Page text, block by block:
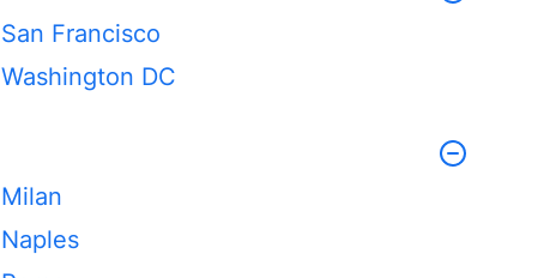
San Francisco
Washington DC
Milan
Naples